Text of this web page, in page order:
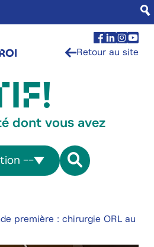
Facebook
Linkedin
Retour au site
dont vous avez
--
première : chirurgie ORL au